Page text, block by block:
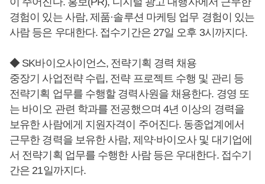
경험이 있는 사람, 제품·솔루션 마케팅 업무 경험이 있는
사람 등은 우대한다. 접수기간은 27일 오후 3시까지다.
◆ SK바이오사이언스, 전략기획 경력 채용
중장기 사업전략 수립, 전략 프로젝트 수행 및 관리 등
전략기획 업무를 수행할 경력사원을 채용한다. 경영 또
는 바이오 관련 학과를 전공했으며 4년 이상의 경력을
보유한 사람에게 지원자격이 주어진다. 동종업계에서
근무한 경력을 보유한 사람, 제약·바이오사 및 대기업에
서 전략기획 업무를 수행한 사람 등은 우대한다. 접수기
간은 21일까지다.